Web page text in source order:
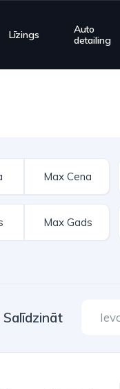
Līzings
Auto
detailing
Salīdzināt